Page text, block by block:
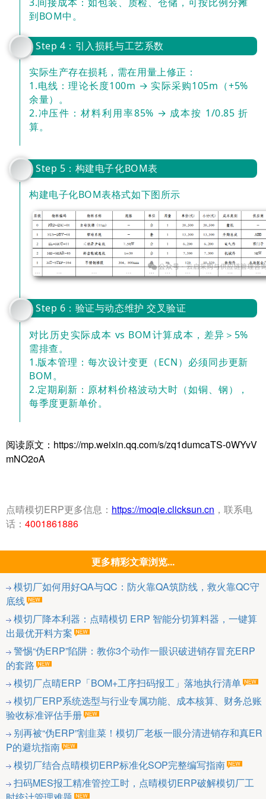
到BOM中。
Step 4：引入损耗与工艺系数
实际生产存在损耗，需在用量上修正：
1.电线：理论长度100m → 实际采购105m（+5%
余量）。
2.冲压件：材料利用率85% → 成本按 1/0.85 折
算。
Step 5：构建电子化BOM表
构建电子化BOM表格式如下图所示
Step 6：验证与动态维护 交叉验证
对比历史实际成本 vs BOM计算成本，差异＞5%
需排查。
1.版本管理：每次设计变更（ECN）必须同步更新
BOM。
2.定期刷新：原材料价格波动大时（如铜、钢），
每季度更新单价。
阅读原文：https://mp.weixin.qq.com/s/zq1dumcaTS-0WYvV
mNO2oA
点晴模切ERP更多信息： https://moqie.clicksun.cn ，联系电
话： 4001861886
更多精彩文章浏览...
模切厂如何用好QA与QC：防火靠QA筑防线，救火靠QC守
底线
模切厂降本利器：点晴模切 ERP 智能分切算料器，一键算
出最优开料方案
警惕“伪ERP”陷阱：教你3个动作一眼识破进销存冒充ERP
的套路
模切厂点晴ERP「BOM+工序扫码报工」落地执行清单
模切厂ERP系统选型与行业专属功能、成本核算、财务总账
验收标准评估手册
别再被“伪ERP”割韭菜！模切厂老板一眼分清进销存和真ER
P的避坑指南
模切厂结合点晴模切ERP标准化SOP完整编写指南
扫码MES报工精准管控工时，点晴模切ERP破解模切厂工